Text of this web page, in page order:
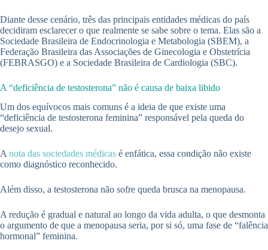
Diante desse cenário, três das principais entidades médicas do país
decidiram esclarecer o que realmente se sabe sobre o tema. Elas são a
Sociedade Brasileira de Endocrinologia e Metabologia (SBEM), a
Federação Brasileira das Associações de Ginecologia e Obstetrícia
(FEBRASGO) e a Sociedade Brasileira de Cardiologia (SBC).
A “deficiência de testosterona” não é causa de baixa libido
Um dos equívocos mais comuns é a ideia de que existe uma
“deficiência de testosterona feminina” responsável pela queda do
desejo sexual.
A nota das sociedades médicas é enfática, essa condição não existe
como diagnóstico reconhecido.
Além disso, a testosterona não sofre queda brusca na menopausa.
A redução é gradual e natural ao longo da vida adulta, o que desmonta
o argumento de que a menopausa seria, por si só, uma fase de “falência
hormonal” feminina.